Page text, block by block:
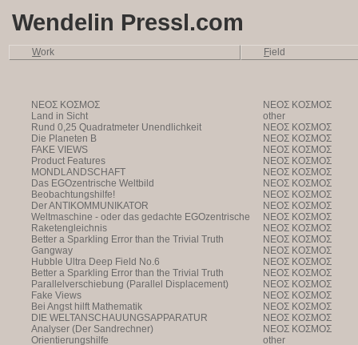
Wendelin Pressl.com
Work Field
NEOΣ KOΣMOΣ
NEOΣ KOΣMOΣ
Land in Sicht
other
Rund 0,25 Quadratmeter Unendlichkeit
NEOΣ KOΣMOΣ
Die Planeten B
NEOΣ KOΣMOΣ
FAKE VIEWS
NEOΣ KOΣMOΣ
Product Features
NEOΣ KOΣMOΣ
MONDLANDSCHAFT
NEOΣ KOΣMOΣ
Das EGOzentrische Weltbild
NEOΣ KOΣMOΣ
Beobachtungshilfe!
NEOΣ KOΣMOΣ
Der ANTIKOMMUNIKATOR
NEOΣ KOΣMOΣ
Weltmaschine - oder das gedachte EGOzentrische
Weltbild
NEOΣ KOΣMOΣ
Raketengleichnis
NEOΣ KOΣMOΣ
Better a Sparkling Error than the Trivial Truth
NEOΣ KOΣMOΣ
Gangway
NEOΣ KOΣMOΣ
Hubble Ultra Deep Field No.6
NEOΣ KOΣMOΣ
Better a Sparkling Error than the Trivial Truth
NEOΣ KOΣMOΣ
Parallelverschiebung (Parallel Displacement)
NEOΣ KOΣMOΣ
Fake Views
NEOΣ KOΣMOΣ
Bei Angst hilft Mathematik
NEOΣ KOΣMOΣ
DIE WELTANSCHAUUNGSAPPARATUR
NEOΣ KOΣMOΣ
Analyser (Der Sandrechner)
NEOΣ KOΣMOΣ
Orientierungshilfe
other